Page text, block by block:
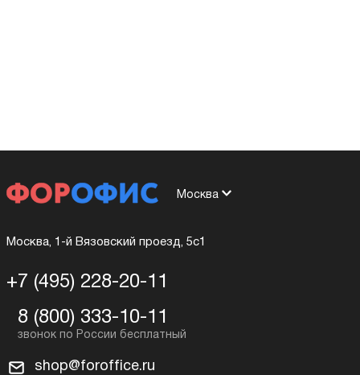
Москва
Москва, 1-й Вязовский проезд, 5с1
+7 (495) 228-20-11
8 (800) 333-10-11
shop@foroffice.ru